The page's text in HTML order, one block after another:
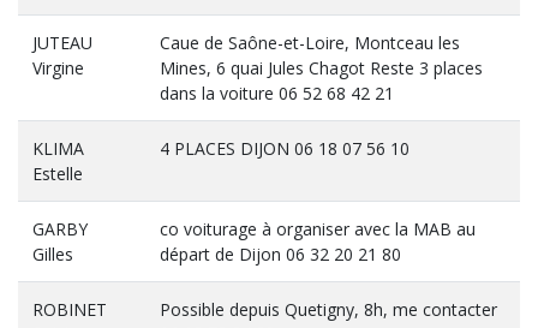
JUTEAU
Virgine
Caue de Saône-et-Loire, Montceau les
Mines, 6 quai Jules Chagot Reste 3 places
dans la voiture 06 52 68 42 21
KLIMA
Estelle
4 PLACES DIJON 06 18 07 56 10
GARBY
Gilles
co voiturage à organiser avec la MAB au
départ de Dijon 06 32 20 21 80
ROBINET
Possible depuis Quetigny, 8h, me contacter